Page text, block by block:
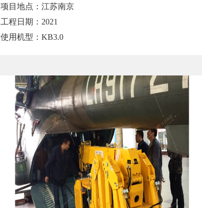
项目地点：江苏南京
工程日期：2021
使用机型：KB3.0